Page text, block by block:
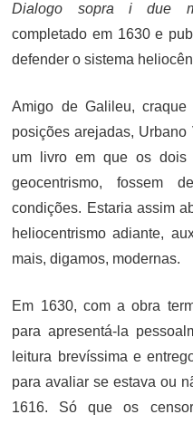
Dialogo sopra i due
completado em 1630 e
defender o sistema
Amigo de Galileu,
posições arejadas,
um livro em que os
geocentrismo, fossem
condições. Estaria assim
heliocentrismo adiante,
mais, digamos, modernas.
Em 1630, com a obra
para apresentá-la
leitura brevíssima e
para avaliar se estava ou
1616. Só que os